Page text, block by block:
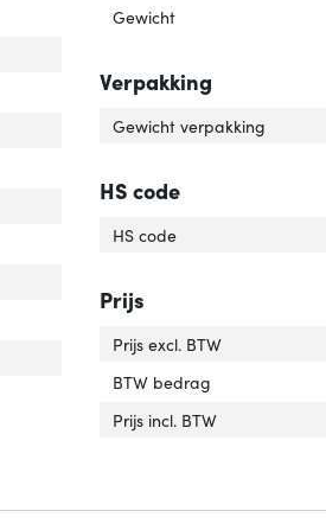
Gewicht
Verpakking
Gewicht verpakking
HS code
HS code
Prijs
Prijs excl. BTW
BTW bedrag
Prijs incl. BTW